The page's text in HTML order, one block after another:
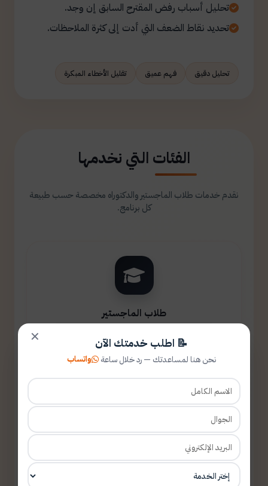
تحليل أسباب رفض المقترح السابق إن وجد.
تحديد نقاط الضعف التي أدت إلى كثرة الملاحظات.
تحليل دقيق فهم عميق تقليل الأخطاء المبكرة
الفئات التي نخدمها
نقدم خدمات طلاب الماجستير والدكتوراه مخصصة حسب طبيعة
كل برنامج.
طلاب الماجستير
✕ 📝 اطلب خدمتك الآن
نحن هنا لمساعدتك — رد خلال ساعة واتساب